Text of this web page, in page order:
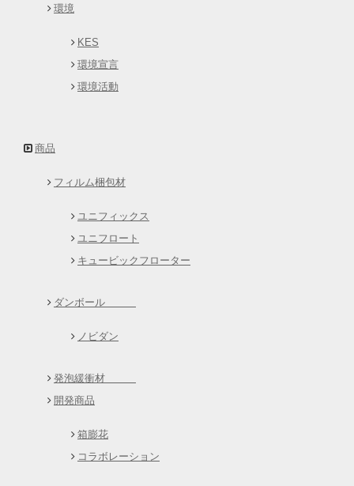
環境
KES
環境宣言
環境活動
商品
フィルム梱包材
ユニフィックス
ユニフロート
キュービックフローター
ダンボール
ノビダン
発泡緩衝材
開発商品
箱膨花
コラボレーション